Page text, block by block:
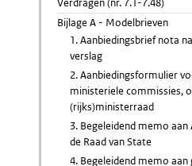
Verdragen (nr. 7.1-7.48)
Bijlage A - Modelbrieven
1. Aanbiedingsbrief nota
verslag
2. Aanbiedingsformulier
ministeriele commissies,
(rijks)ministerraad
3. Begeleidend memo aan
de Raad van State
4. Begeleidend memo